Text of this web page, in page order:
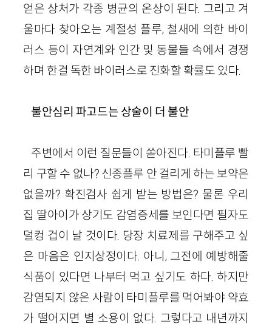
얻은 상처가 각종 병균의 온상이 된다. 그리고 겨
울마다 찾아오는 계절성 플루, 철새에 의한 바이
러스 등이 자연계와 인간 및 동물들 속에서 경쟁
하며 한결 독한 바이러스로 진화할 확률도 있다.
불안심리 파고드는 상술이 더 불안
주변에서 이런 질문들이 쏟아진다. 타미플루 빨
리 구할 수 없나? 신종플루 안 걸리게 하는 보약은
없을까? 확진검사 쉽게 받는 방법은? 물론 우리
집 딸아이가 상기도 감염증세를 보인다면 필자도
덜컹 겁이 날 것이다. 당장 치료제를 구해주고 싶
은 마음은 인지상정이다. 아니, 그전에 예방해줄
식품이 있다면 나부터 먹고 싶기도 하다. 하지만
감염되지 않은 사람이 타미플루를 먹어봐야 약효
가 떨어지면 별 소용이 없다. 그렇다고 내년까지